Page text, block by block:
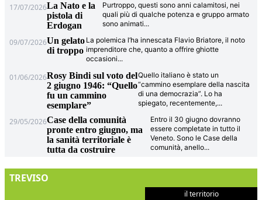
17/07/2026La Nato e la
pistola di
Erdogan
Purtroppo, questi sono anni calamitosi, nei
quali più di qualche potenza e gruppo armato
sono animati...
09/07/2026Un gelato
di troppo
La polemica l’ha innescata Flavio Briatore, il noto
imprenditore che, quanto a offrire ghiotte
occasioni...
01/06/2026Rosy Bindi sul voto del
2 giugno 1946: “Quello
fu un cammino
esemplare”
Quello italiano è stato un
“cammino esemplare della nascita
di una democrazia”. Lo ha
spiegato, recentemente,...
29/05/2026Case della comunità
pronte entro giugno, ma
la sanità territoriale è
tutta da costruire
Entro il 30 giugno dovranno
essere completate in tutto il
Veneto. Sono le Case della
comunità, anello...
TREVISO
il territorio